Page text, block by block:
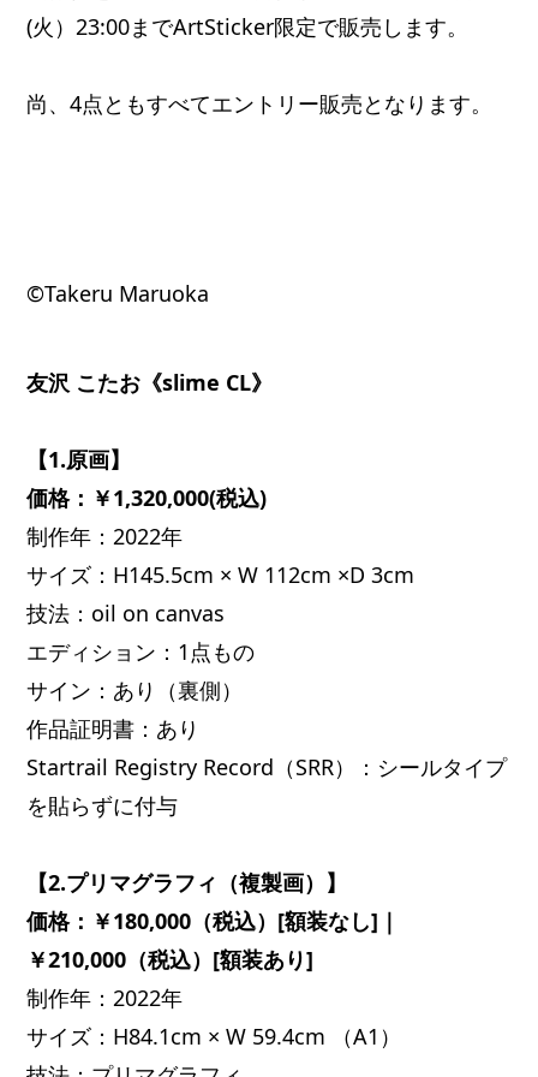
(火）23:00までArtSticker限定で販売します。
尚、4点ともすべてエントリー販売となります。
©Takeru Maruoka
友沢 こたお《slime CL》
【1.原画】
価格：￥1,320,000(税込)
制作年：2022年
サイズ：H145.5cm × W 112cm ×D 3cm
技法：oil on canvas
エディション：1点もの
サイン：あり（裏側）
作品証明書：あり
Startrail Registry Record（SRR）：シールタイプ
を貼らずに付与
【2.プリマグラフィ（複製画）】
価格：￥180,000（税込）[額装なし]｜
￥210,000（税込）[額装あり]
制作年：2022年
サイズ：H84.1cm × W 59.4cm （A1）